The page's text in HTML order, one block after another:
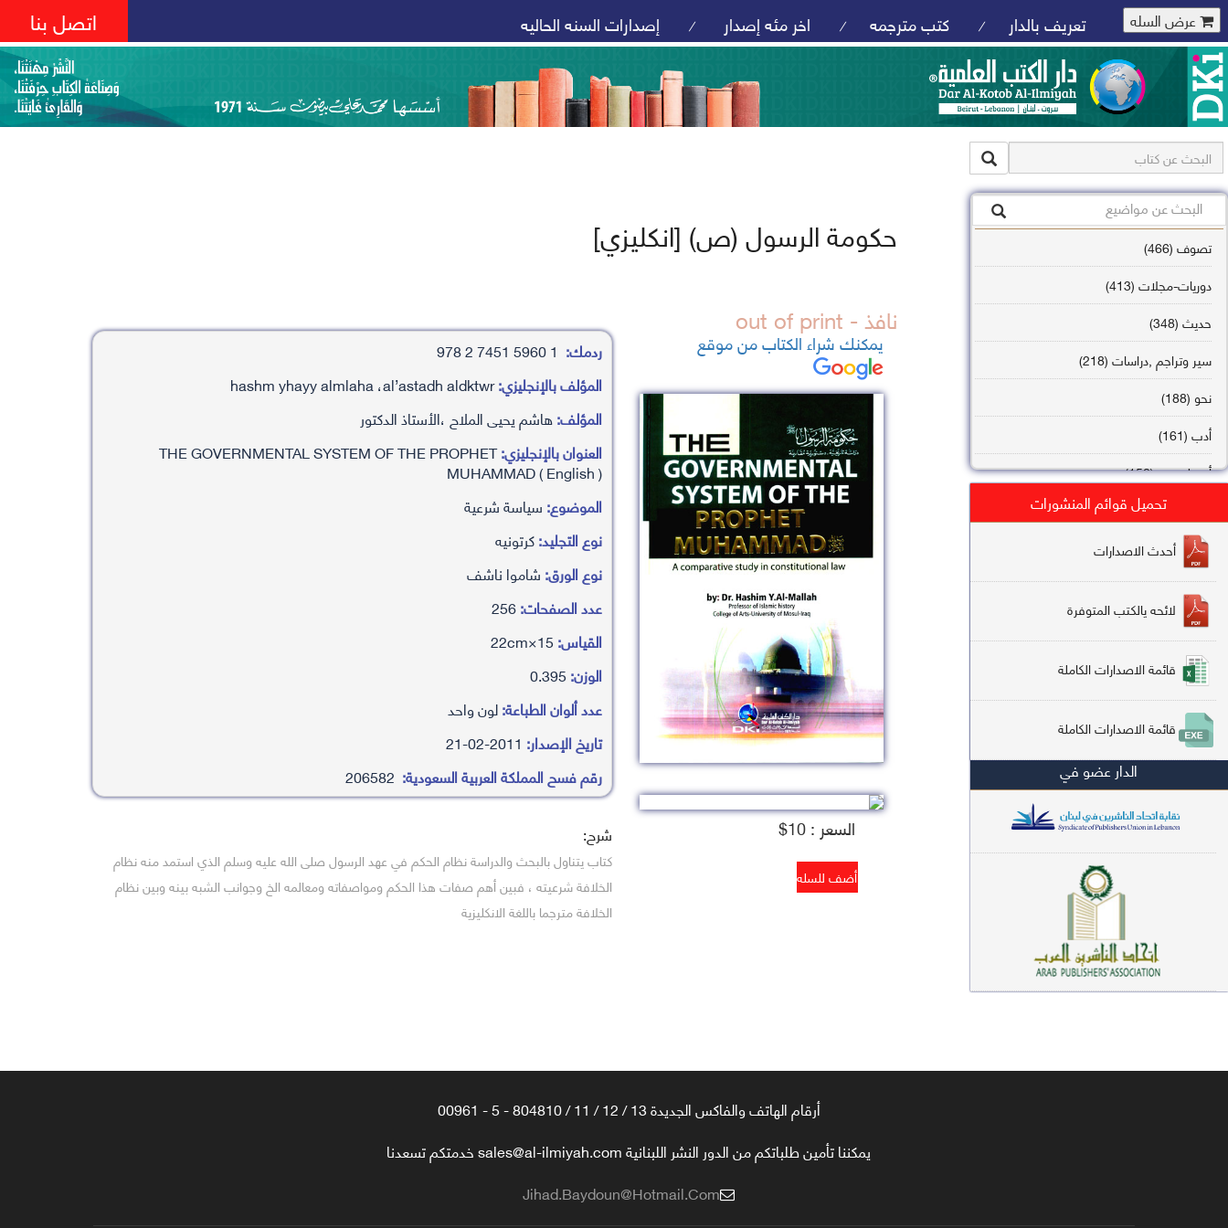
عرض السله تعريف بالدار / كتب مترجمه / اخر مئه إصدار / إصدارات السنه الحاليه اتصل بنا
تصوف (466)
دوريات-مجلات (413)
حديث (348)
سير وتراجم ,دراسات (218)
نحو (188)
أدب (161)
أصول فقه (158)
تاريخ (138)
فقه شافعي (132)
فقه حنفي (113)
فقه مالكي (112)
تفسير قرآن (106)
علم كلام (96)
أخلاق وتصوف (91)
سير وتراجم (90)
معاجم لغوية (89)
سيرة نبوية وتصوف (81)
دراسات إسلامية (75)
شعر (72)
علوم حديث (64)
تحميل قوائم المنشورات
أحدث الاصدارات
لائحه يالكتب المتوفرة
قائمة الاصدارات الكاملة
قائمة الاصدارات الكاملة
الدار عضو في
حكومة الرسول (ص) [انكليزي]
نافذ - out of print
يمكنك شراء الكتاب من موقع
السعر : 10$
ردمك:
المؤلف بالإنجليزي:hashm yhayy almlaha ،al’astadh aldktwr
المؤلف:هاشم يحيى الملاح ،الأستاذ الدكتور
العنوان بالإنجليزي:THE GOVERNMENTAL SYSTEM OF THE PROPHET
MUHAMMAD ( English )
الموضوع:سياسة شرعية
نوع التجليد:كرتونيه
نوع الورق:شاموا ناشف
عدد الصفحات:256
القياس:
الوزن:
عدد ألوان الطباعة:لون واحد
تاريخ الإصدار:
رقم فسح المملكة العربية السعودية:
شرح:
كتاب يتناول بالبحث والدراسة نظام الحكم في عهد الرسول صلى الله عليه وسلم الذي استمد منه نظام
الخلافة شرعيته ، فبين أهم صفات هذا الحكم ومواصفاته ومعالمه الخ وجوانب الشبه بينه وبين نظام
الخلافة مترجما باللغة الانكليزية
أرقام الهاتف والفاكس الجديدة 13 / 12 / 11 / 804810 - 5 - 00961
يمكننا تأمين طلباتكم من الدور النشر اللبنانية sales@al-ilmiyah.com خدمتكم تسعدنا
Jihad.baydoun@hotmail.com